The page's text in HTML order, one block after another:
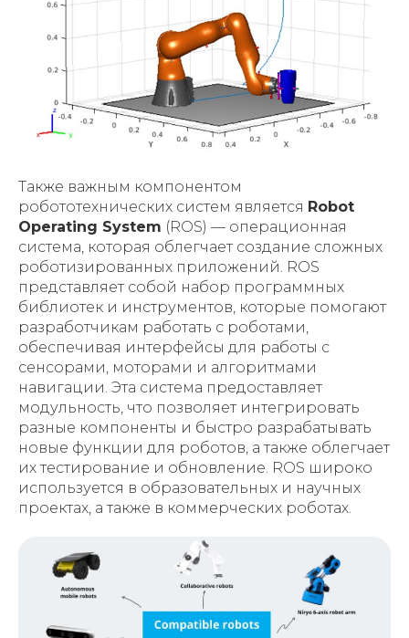
Также важным компонентом
робототехнических систем является Robot
Operating System (ROS) — операционная
система, которая облегчает создание сложных
роботизированных приложений. ROS
представляет собой набор программных
библиотек и инструментов, которые помогают
разработчикам работать с роботами,
обеспечивая интерфейсы для работы с
сенсорами, моторами и алгоритмами
навигации. Эта система предоставляет
модульность, что позволяет интегрировать
разные компоненты и быстро разрабатывать
новые функции для роботов, а также облегчает
их тестирование и обновление. ROS широко
используется в образовательных и научных
проектах, а также в коммерческих роботах.